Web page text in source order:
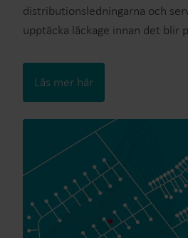
distributionsledningarna och
upptäcka läckage innan det blir
Läs mer här